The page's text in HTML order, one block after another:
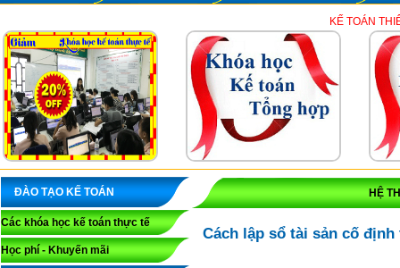
KẾ TOÁN THIÊN ƯNG
ĐÀO TẠO KẾ TOÁN
Các khóa học kế toán thực tế
Học phí - Khuyến mãi
HỆ
Cách lập sổ tài sản cố